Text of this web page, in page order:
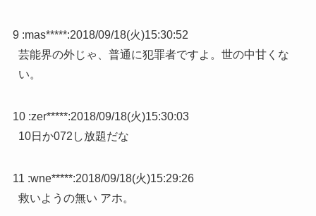
9 :mas*****:2018/09/18(火)15:30:52
芸能界の外じゃ、普通に犯罪者ですよ。世の中甘くな
い。
10 :zer*****:2018/09/18(火)15:30:03
10日か072し放題だな
11 :wne*****:2018/09/18(火)15:29:26
救いようの無い アホ。